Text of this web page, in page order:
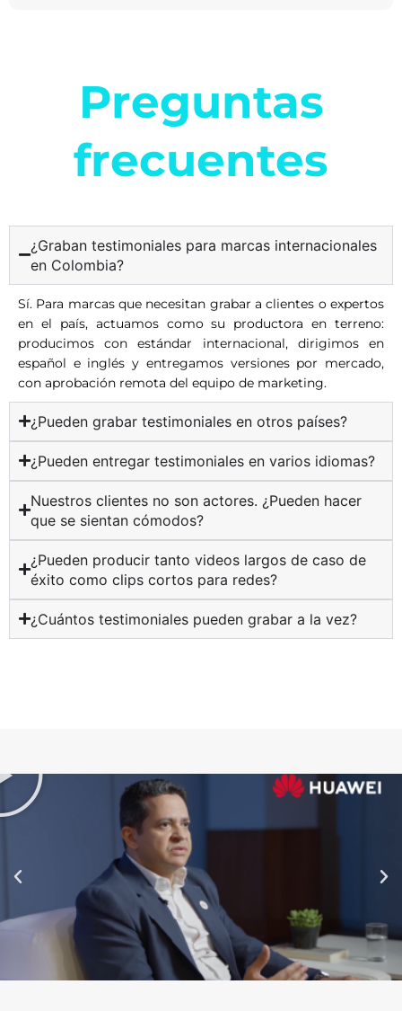
Preguntas
frecuentes
¿Graban testimoniales para marcas internacionales
en Colombia?
Sí. Para marcas que necesitan grabar a clientes o expertos
en el país, actuamos como su productora en terreno:
producimos con estándar internacional, dirigimos en
español e inglés y entregamos versiones por mercado,
con aprobación remota del equipo de marketing.
¿Pueden grabar testimoniales en otros países?
¿Pueden entregar testimoniales en varios idiomas?
Nuestros clientes no son actores. ¿Pueden hacer
que se sientan cómodos?
¿Pueden producir tanto videos largos de caso de
éxito como clips cortos para redes?
¿Cuántos testimoniales pueden grabar a la vez?
a